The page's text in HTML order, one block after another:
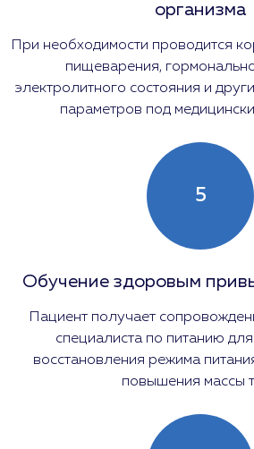
организма
При необходимости проводится
пищеварения,
электролитного состояния и
параметров под
5
Обучение здоровым
Пациент получает
специалиста по питанию
восстановления режима
повышения массы